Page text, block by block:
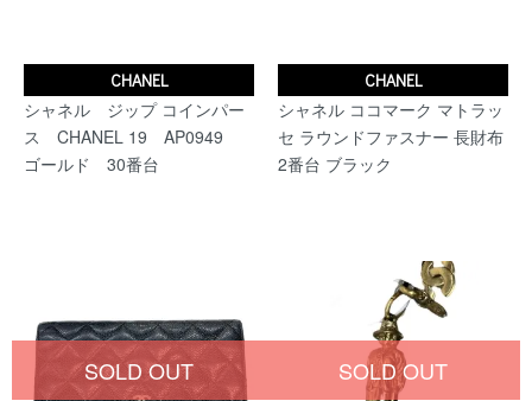
CHANEL
シャネル ジップ コインパー
ス CHANEL 19 AP0949
ゴールド 30番台
CHANEL
シャネル ココマーク マトラッ
セ ラウンドファスナー 長財布
2番台 ブラック
SOLD OUT SOLD OUT